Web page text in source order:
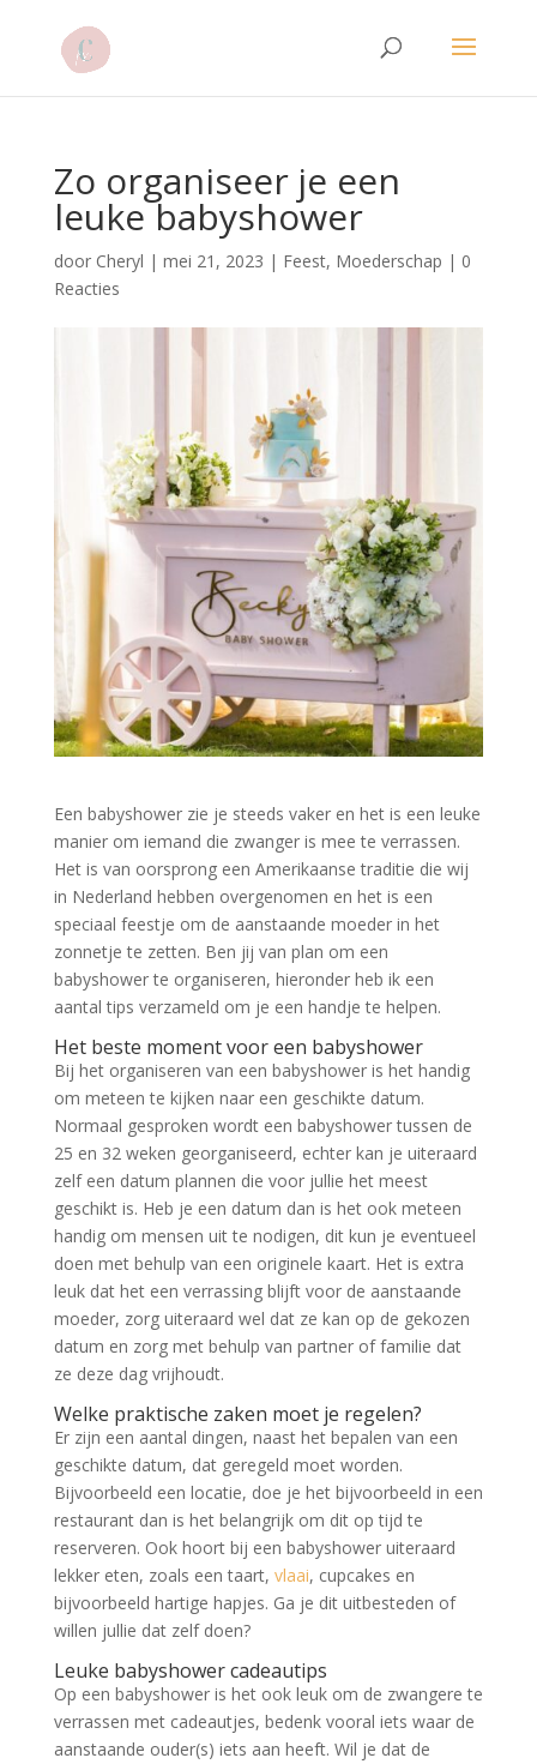
Zo organiseer je een
leuke babyshower
door Cheryl | mei 21, 2023 | Feest, Moederschap | 0
Reacties
Een babyshower zie je steeds vaker en het is een leuke
manier om iemand die zwanger is mee te verrassen.
Het is van oorsprong een Amerikaanse traditie die wij
in Nederland hebben overgenomen en het is een
speciaal feestje om de aanstaande moeder in het
zonnetje te zetten. Ben jij van plan om een
babyshower te organiseren, hieronder heb ik een
aantal tips verzameld om je een handje te helpen.
Het beste moment voor een babyshower
Bij het organiseren van een babyshower is het handig
om meteen te kijken naar een geschikte datum.
Normaal gesproken wordt een babyshower tussen de
25 en 32 weken georganiseerd, echter kan je uiteraard
zelf een datum plannen die voor jullie het meest
geschikt is. Heb je een datum dan is het ook meteen
handig om mensen uit te nodigen, dit kun je eventueel
doen met behulp van een originele kaart. Het is extra
leuk dat het een verrassing blijft voor de aanstaande
moeder, zorg uiteraard wel dat ze kan op de gekozen
datum en zorg met behulp van partner of familie dat
ze deze dag vrijhoudt.
Welke praktische zaken moet je regelen?
Er zijn een aantal dingen, naast het bepalen van een
geschikte datum, dat geregeld moet worden.
Bijvoorbeeld een locatie, doe je het bijvoorbeeld in een
restaurant dan is het belangrijk om dit op tijd te
reserveren. Ook hoort bij een babyshower uiteraard
lekker eten, zoals een taart, vlaai, cupcakes en
bijvoorbeeld hartige hapjes. Ga je dit uitbesteden of
willen jullie dat zelf doen?
Leuke babyshower cadeautips
Op een babyshower is het ook leuk om de zwangere te
verrassen met cadeautjes, bedenk vooral iets waar de
aanstaande ouder(s) iets aan heeft. Wil je dat de